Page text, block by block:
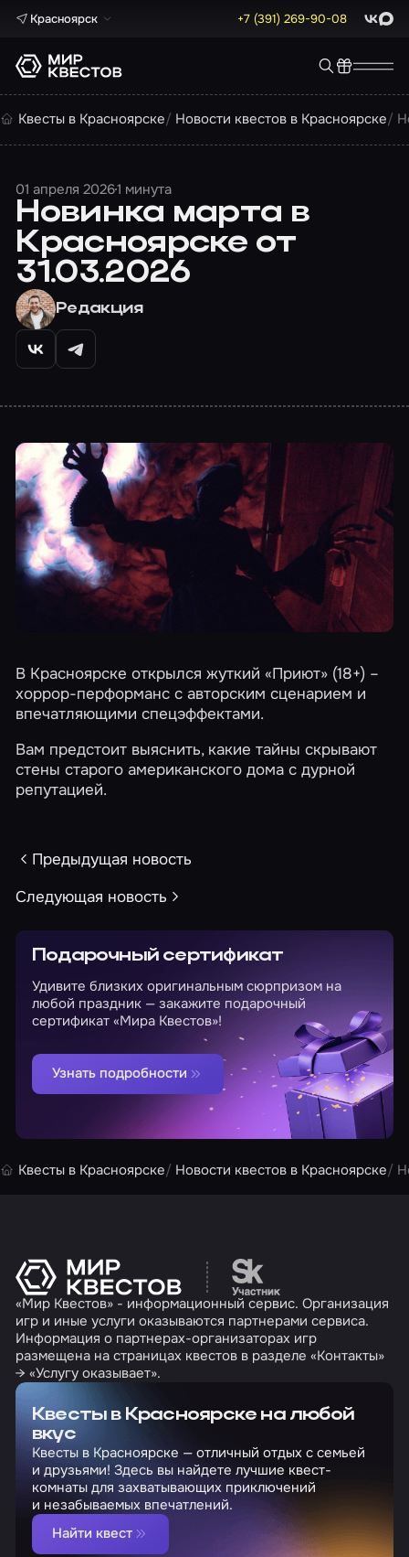
Красноярск +7 (391) 269-90-08 Max
Квесты в Красноярске Новости квестов в Красноярске
01 апреля 20261 минута
Новинка марта в
Красноярске от
31.03.2026
Редакция
В Красноярске открылся жуткий«Приют» (18+) –
хоррор-перформанс с авторским сценарием и
впечатляющими спецэффектами.
Вам предстоит выяснить, какие тайны скрывают
стены старого американского дома с дурной
репутацией.
Предыдущая новость
Следующая новость
Подарочный сертификат
Удивите близких оригинальным сюрпризом на
любой праздник — закажите подарочный
сертификат «Мира Квестов»!
Узнать подробности
Квесты в Красноярске Новости квестов в Красноярске
Перейти на сайт
«Мир Квестов» - информационный сервис. Организация
игр и иные услуги оказываются партнерами сервиса.
Информация о партнерах-организаторах игр
размещена на страницах квестов в разделе «Контакты»
→ «Услугу оказывает».
Квесты в Красноярске на любой
вкус
Квесты в Красноярске — отличный отдых с семьей
и друзьями! Здесь вы найдете лучшие квест-
комнаты для захватывающих приключений
и незабываемых впечатлений.
Найти квест